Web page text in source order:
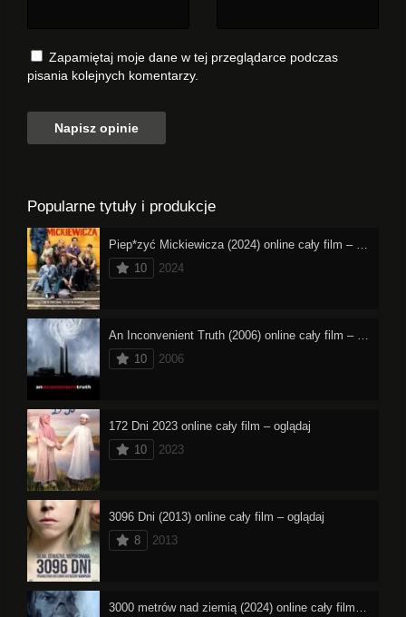
Zapamiętaj moje dane w tej przeglądarce podczas
pisania kolejnych komentarzy.
Popularne tytuły i produkcje
10
2024
10
2006
172 Dni 2023 online cały film – oglądaj
10
2023
3096 Dni (2013) online cały film – oglądaj
8
2013